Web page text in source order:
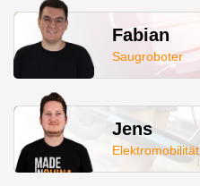
Fabian
Saugroboter
Jens
Elektromobilität